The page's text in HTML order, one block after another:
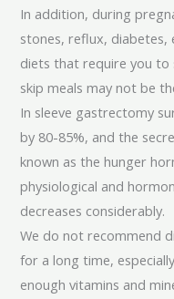
In addition, during
stones, reflux, diabetes,
diets that require you to
skip meals may not be
In sleeve gastrectomy
by 80-85%, and the
known as the hunger
physiological and
decreases considerably.
We do not recommend
for a long time,
enough vitamins and